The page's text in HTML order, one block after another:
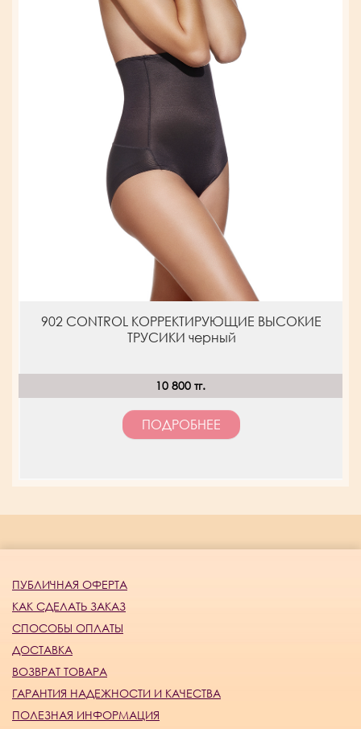
902 CONTROL КОРРЕКТИРУЮЩИЕ ВЫСОКИЕ
ТРУСИКИ черный
10 800 тг.
ПОДРОБНЕЕ
ПУБЛИЧНАЯ ОФЕРТА
КАК СДЕЛАТЬ ЗАКАЗ
СПОСОБЫ ОПЛАТЫ
ДОСТАВКА
ВОЗВРАТ ТОВАРА
ГАРАНТИЯ НАДЕЖНОСТИ И КАЧЕСТВА
ПОЛЕЗНАЯ ИНФОРМАЦИЯ